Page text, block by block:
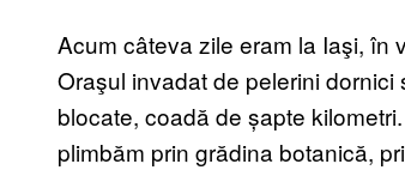
Acum câteva zile eram la Iaşi, în
Oraşul invadat de pelerini
blocate, coadă de șapte
plimbăm prin grădina botanică,